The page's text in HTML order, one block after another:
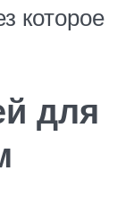
которое
для